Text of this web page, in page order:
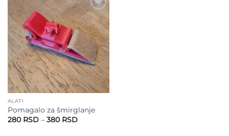
Add to
wishlist
ALATI
Pomagalo za šmirglanje
280 RSD – 380 RSDRaspon